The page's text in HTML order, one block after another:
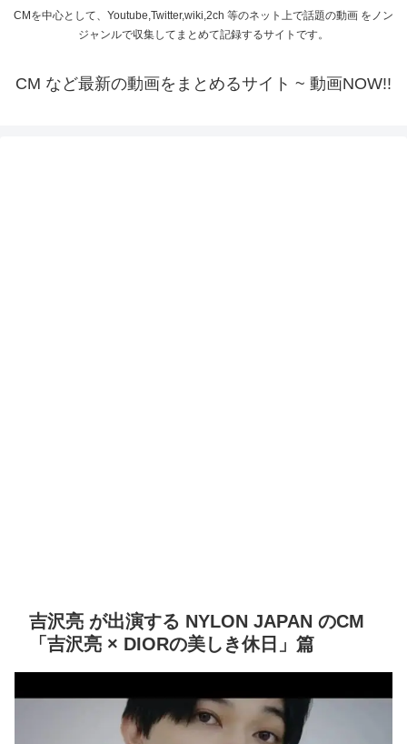
CMを中心として、Youtube,Twitter,wiki,2ch 等のネット上で話題の動画 をノン
ジャンルで収集してまとめて記録するサイトです。
CM など最新の動画をまとめるサイト ~ 動画NOW!!
吉沢亮 が出演する NYLON JAPAN のCM
「吉沢亮 × DIORの美しき休日」篇